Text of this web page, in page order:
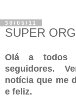
30/05/11
SUPER
Olá a todos
seguidores.
notícia que me
e feliz.